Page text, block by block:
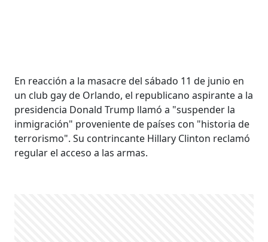
En reacción a la masacre del sábado 11 de junio en
un club gay de Orlando, el republicano aspirante a la
presidencia Donald Trump llamó a "suspender la
inmigración" proveniente de países con "historia de
terrorismo". Su contrincante Hillary Clinton reclamó
regular el acceso a las armas.